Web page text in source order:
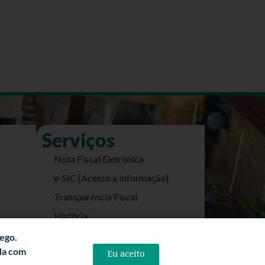
Serviços
Nota Fiscal Eletrônica
e-SIC (Acesso a Informação)
Transparência Fiscal
História
Politica de Privacidade
com
Eu aceito